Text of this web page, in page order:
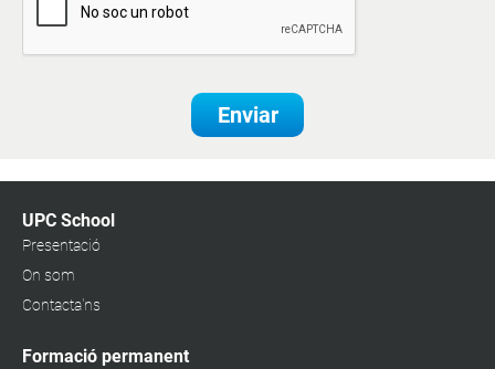
Enviar
UPC School
Presentació
On som
Contacta'ns
Formació permanent